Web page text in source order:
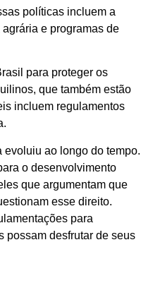
políticas incluem a
e programas de
para proteger os
, que também estão
incluem regulamentos
evoluiu ao longo do tempo.
o desenvolvimento
que argumentam que
esse direito.
para
possam desfrutar de seus